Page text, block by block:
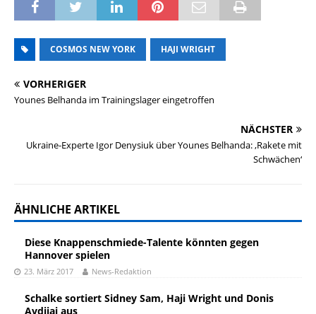
COSMOS NEW YORK HAJI WRIGHT
VORHERIGER
Younes Belhanda im Trainingslager eingetroffen
NÄCHSTER
Ukraine-Experte Igor Denysiuk über Younes Belhanda: ‚Rakete mit
Schwächen‘
ÄHNLICHE ARTIKEL
Diese Knappenschmiede-Talente könnten gegen
Hannover spielen
23. März 2017 News-Redaktion
Schalke sortiert Sidney Sam, Haji Wright und Donis
Avdijaj aus